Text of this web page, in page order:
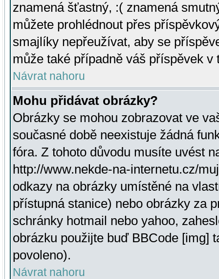
znamená šťastný, :( znamená
můžete prohlédnout přes
smajlíky nepřeužívat, aby se
může také případně váš příspěvek v
Návrat nahoru
Mohu přidávat obrázky?
Obrázky se mohou zobrazovat ve
současné době neexistuje žádná
fóra. Z tohoto důvodu musíte uvést
http://www.nekde-na-internetu.cz/
odkazy na obrázky umístěné na
přístupná stanice) nebo obrázky za
schránky hotmail nebo yahoo,
obrázku použijte buď BBCode [img]
povoleno).
Návrat nahoru